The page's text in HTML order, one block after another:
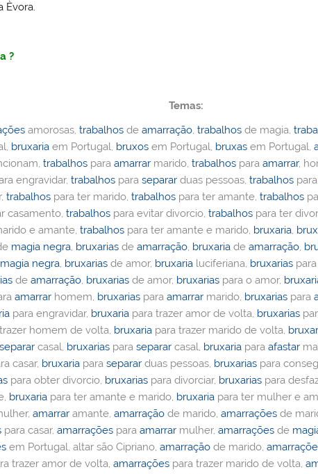
Èvora.
?
Temas:
amorosas,trabalhos deamarração,trabalhos de magia,
bruxaria em Portugal, bruxos em Portugal, bruxas em Portugal,
trabalhos paraamarrar marido,trabalhos paraamarrar,
engravidar,trabalhos paraseparar duas pessoas,trabalhos
trabalhos para ter marido,trabalhos para ter amante,trabalhos
casamento,trabalhos para evitar divorcio,trabalhos para ter
e amante,trabalhos para ter amante e marido, bruxaria,
magia negra, bruxarias deamarração, bruxaria deamarração,
magia negra, bruxarias de amor, bruxaria luciferiana, bruxarias
deamarração, bruxarias de amor, bruxarias para o amor,
amarrar homem, bruxarias paraamarrar marido, bruxarias para
para engravidar, bruxaria para trazer amor de volta, bruxarias
homem de volta, bruxaria para trazer marido de volta,
separar casal, bruxarias paraseparar casal, bruxaria paraafastar
casar, bruxaria paraseparar duas pessoas, bruxarias para
para obter divorcio, bruxarias para divorciar, bruxarias para
bruxaria para ter amante e marido, bruxaria para ter mulher e
amarrar amante,amarração de marido,amarrações de
para casar,amarrações paraamarrar mulher,amarrações de
em Portugal, altar são Cipriano,amarração de marido,
trazer amor de volta,amarrações para trazer marido de volta,